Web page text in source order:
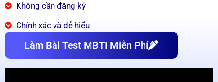
Không cần đăng ký
Chính xác và dễ hiểu
Làm Bài Test MBTI Miễn Phí